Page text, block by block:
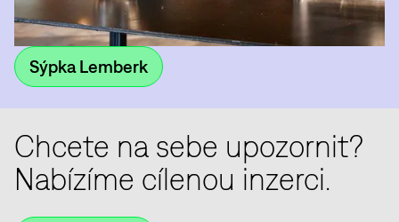
Sýpka Lemberk
Chcete na sebe upozornit?
Nabízíme cílenou inzerci.